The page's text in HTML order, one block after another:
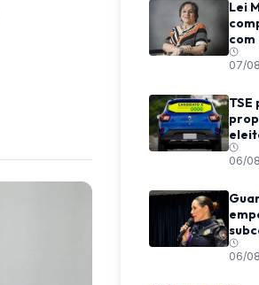
Lei
com
na
07/
TSE
de
06/
cria
06/